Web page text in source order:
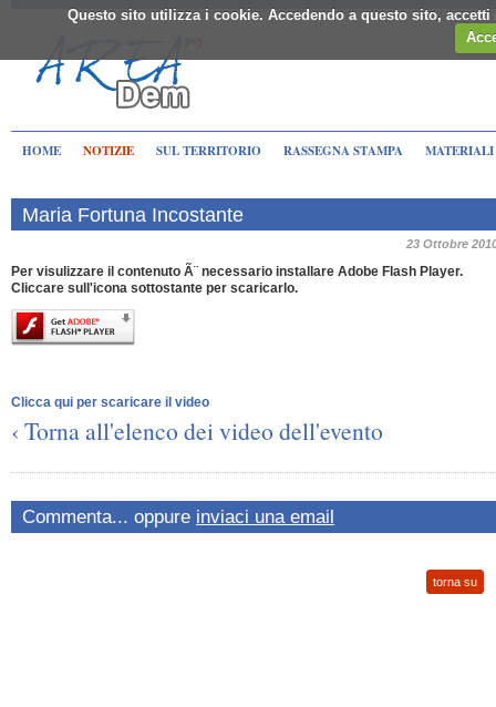
Questo sito utilizza i cookie. Accedendo a questo sito,
HOME NOTIZIE SUL TERRITORIO RASSEGNA STAMPA MATERIALI
Maria Fortuna Incostante
23 Ottobre
Per visulizzare il contenuto Ã¨ necessario installare Adobe Flash Player.
Cliccare sull'icona sottostante per scaricarlo.
Clicca qui per scaricare il video
‹ Torna all'elenco dei video dell'evento
Commenta... oppure inviaci una email
torna su